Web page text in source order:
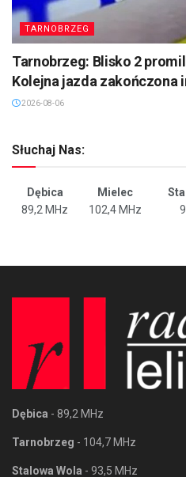
TARNOBRZEG
Tarnobrzeg: Blisko 2
Kolejna jazda zakończona
2026-08-06
Słuchaj Nas:
Dębica Mielec
89,2 MHz
102,4 MHz
Dębica - 89,2 MHz
Tarnobrzeg - 104,7 MHz
Stalowa Wola - 93,5 MHz